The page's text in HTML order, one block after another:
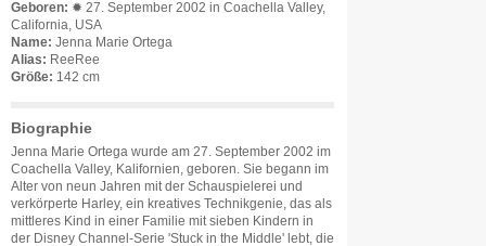
Geboren: ✹ 27. September 2002 in Coachella Valley,
California, USA
Name: Jenna Marie Ortega
Alias: ReeRee
Größe: 142 cm
Biographie
Jenna Marie Ortega wurde am 27. September 2002 im
Coachella Valley, Kalifornien, geboren. Sie begann im
Alter von neun Jahren mit der Schauspielerei und
verkörperte Harley, ein kreatives Technikgenie, das als
mittleres Kind in einer Familie mit sieben Kindern in
der Disney Channel-Serie 'Stuck in the Middle' lebt, die